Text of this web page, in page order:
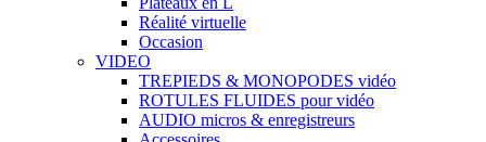
Réalité virtuelle
Occasion
VIDEO
TREPIEDS & MONOPODES vidéo
ROTULES FLUIDES pour vidéo
AUDIO micros & enregistreurs